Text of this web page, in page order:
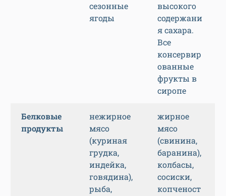
сезонные
ягоды
высокого
содержани
я сахара.
Все
консервир
ованные
фрукты в
сиропе
Белковые
продукты
нежирное
мясо
(куриная
грудка,
индейка,
говядина),
рыба,
жирное
мясо
(свинина,
баранина),
колбасы,
сосиски,
копченост